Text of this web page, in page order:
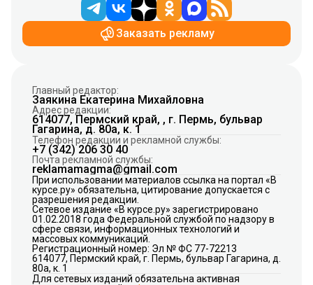
Заказать рекламу
Главный редактор:
Заякина Екатерина Михайловна
Адрес редакции:
614077, Пермский край, , г. Пермь, бульвар
Гагарина, д. 80а, к. 1
Телефон редакции и рекламной службы:
+7 (342) 206 30 40
Почта рекламной службы:
reklamamagma@gmail.com
При использовании материалов ссылка на портал «В
курсе.ру» обязательна, цитирование допускается с
разрешения редакции.
Сетевое издание «В курсе.ру» зарегистрировано
01.02.2018 года Федеральной службой по надзору в
сфере связи, информационных технологий и
массовых коммуникаций.
Регистрационный номер: Эл № ФС 77-72213
614077, Пермский край, г. Пермь, бульвар Гагарина, д.
80а, к. 1
Для сетевых изданий обязательна активная